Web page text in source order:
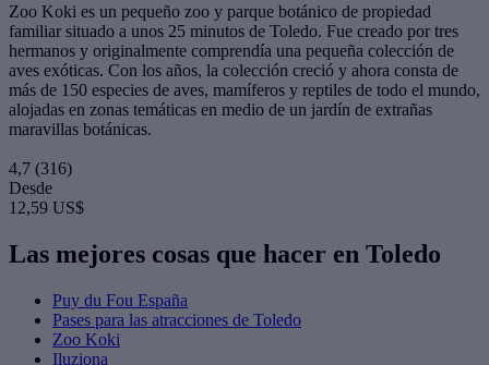
Zoo Koki es un pequeño zoo y parque botánico de propiedad
familiar situado a unos 25 minutos de Toledo. Fue creado por tres
hermanos y originalmente comprendía una pequeña colección de
aves exóticas. Con los años, la colección creció y ahora consta de
más de 150 especies de aves, mamíferos y reptiles de todo el mundo,
alojadas en zonas temáticas en medio de un jardín de extrañas
maravillas botánicas.
4,7 (316)
Desde
12,59 US$
Las mejores cosas que hacer en Toledo
Puy du Fou España
Pases para las atracciones de Toledo
Zoo Koki
Iluziona